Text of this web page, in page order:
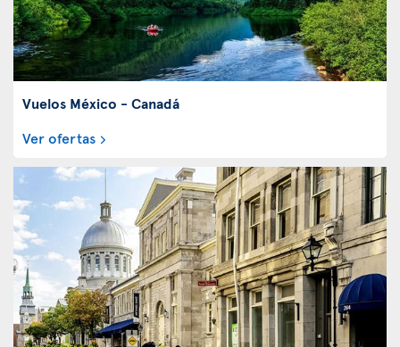
Vuelos México - Canadá
Ver ofertas